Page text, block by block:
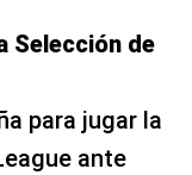
Competición
Nations League